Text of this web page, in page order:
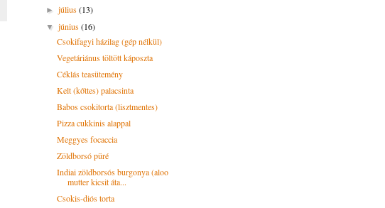
►július(13)
▼június(16)
Csokifagyi házilag (gép nélkül)
Vegetáriánus töltött káposzta
Céklás teasütemény
Kelt (kőttes) palacsinta
Babos csokitorta (lisztmentes)
Pizza cukkinis alappal
Meggyes focaccia
Zöldborsó püré
Indiai zöldborsós burgonya (aloo
mutter kicsit áta...
Csokis-diós torta